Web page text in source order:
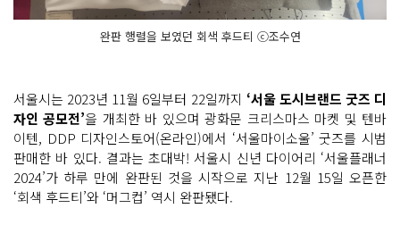
완판 행렬을 보였던 회색 후드티 ⓒ조수연
서울시는 2023년 11월 6일부터 22일까지 ‘서울 도시브랜드 굿즈 디
자인 공모전’을 개최한 바 있으며 광화문 크리스마스 마켓 및 텐바
이텐, DDP 디자인스토어(온라인)에서 ‘서울마이소울’ 굿즈를 시범
판매한 바 있다. 결과는 초대박! 서울시 신년 다이어리 ‘서울플래너
2024’가 하루 만에 완판된 것을 시작으로 지난 12월 15일 오픈한
‘회색 후드티’와 ‘머그컵’ 역시 완판됐다.